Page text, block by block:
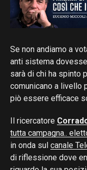
Se non andiamo a
anti sistema
sarà di chi ha spinto
comunicano a livello
piò essere efficace
Il ricercatore
tutta campagna..
in onda sul canale
di riflessione dove